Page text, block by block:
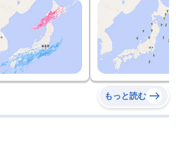
もっと読む